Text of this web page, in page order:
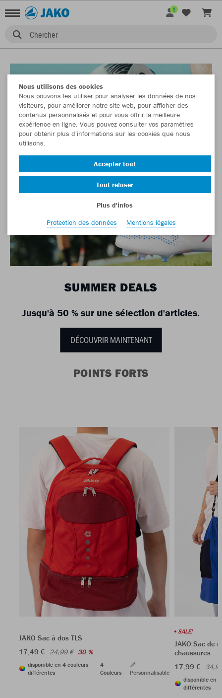
Chercher
1
SUMMER DEALS
Jusqu'à 50 % sur une sélection d'articles.
DÉCOUVRIR MAINTENANT
POINTS FORTS
JAKO Sac à dos TLS
17,49 € 24,99 € 30 %
disponible en 4 couleurs
différentes
4
Couleurs
Personnalisable
SALE!
JAKO Sac de
chaussures
17,99 €
disponible en
différentes
Nous utilisons des cookies
Nous pouvons les utiliser pour analyser les données de nos
visiteurs, pour améliorer notre site web, pour afficher des
contenus personnalisés et pour vous offrir la meilleure
expérience en ligne. Vous pouvez consulter vos paramètres
pour obtenir plus d'informations sur les cookies que nous
utilisons.
Accepter tout
Tout refuser
Plus d'infos
Protection des données
Mentions légales